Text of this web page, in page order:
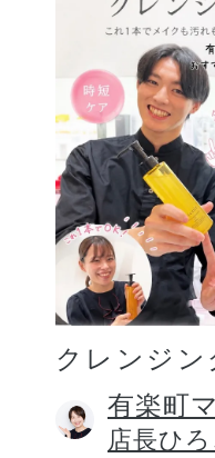
クレンジン
有楽町
店長ひろ